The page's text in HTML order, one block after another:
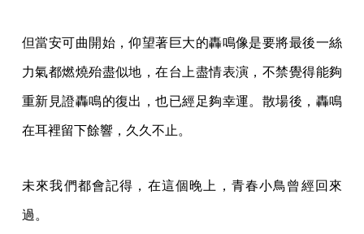
但當安可曲開始，仰望著巨大的轟鳴像是要將最後一絲
力氣都燃燒殆盡似地，在台上盡情表演，不禁覺得能夠
重新見證轟鳴的復出，也已經足夠幸運。散場後，轟鳴
在耳裡留下餘響，久久不止。
未來我們都會記得，在這個晚上，青春小鳥曾經回來
過。